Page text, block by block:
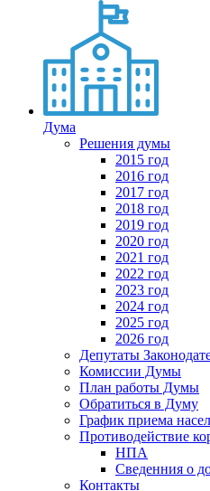
Дума
Решения думы
2015 год
2016 год
2017 год
2018 год
2019 год
2020 год
2021 год
2022 год
2023 год
2024 год
2025 год
2026 год
Депутаты
Комиссии Думы
План работы Думы
Обратиться в Думу
График приема
Противодействие
НПА
Сведенния о
Контакты